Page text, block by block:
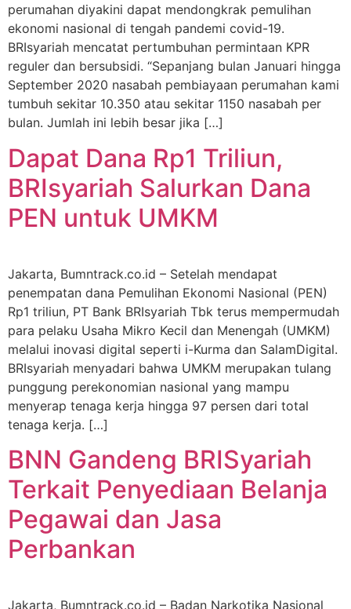
perumahan diyakini dapat mendongkrak pemulihan
ekonomi nasional di tengah pandemi covid-19.
BRIsyariah mencatat pertumbuhan permintaan KPR
reguler dan bersubsidi. “Sepanjang bulan Januari hingga
September 2020 nasabah pembiayaan perumahan kami
tumbuh sekitar 10.350 atau sekitar 1150 nasabah per
bulan. Jumlah ini lebih besar jika […]
Dapat Dana Rp1 Triliun,
BRIsyariah Salurkan Dana
PEN untuk UMKM
Jakarta, Bumntrack.co.id – Setelah mendapat
penempatan dana Pemulihan Ekonomi Nasional (PEN)
Rp1 triliun, PT Bank BRIsyariah Tbk terus mempermudah
para pelaku Usaha Mikro Kecil dan Menengah (UMKM)
melalui inovasi digital seperti i-Kurma dan SalamDigital.
BRIsyariah menyadari bahwa UMKM merupakan tulang
punggung perekonomian nasional yang mampu
menyerap tenaga kerja hingga 97 persen dari total
tenaga kerja. […]
BNN Gandeng BRISyariah
Terkait Penyediaan Belanja
Pegawai dan Jasa
Perbankan
Jakarta, Bumntrack.co.id – Badan Narkotika Nasional